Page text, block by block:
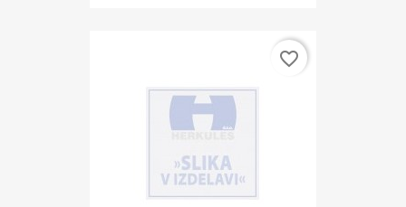
favorite_border